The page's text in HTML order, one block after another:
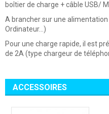
boîtier de charge + câble USB/
A brancher sur une
Ordinateur…)
Pour une charge rapide, il est
de 2A (type chargeur de
ACCESSOIRES